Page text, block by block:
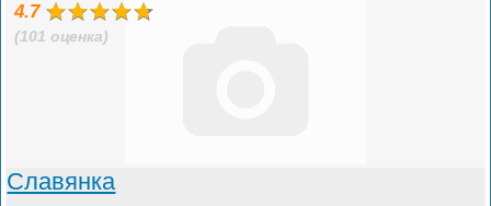
4.7
(101 оценка)
Славянка